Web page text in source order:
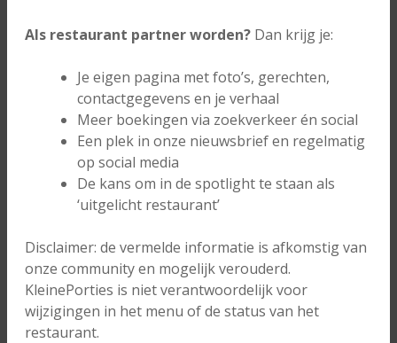
Als restaurant partner worden? Dan krijg je:
Je eigen pagina met foto’s, gerechten,
contactgegevens en je verhaal
Meer boekingen via zoekverkeer én social
Een plek in onze nieuwsbrief en regelmatig
op social media
De kans om in de spotlight te staan als
‘uitgelicht restaurant’
Disclaimer: de vermelde informatie is afkomstig van
onze community en mogelijk verouderd.
KleinePorties is niet verantwoordelijk voor
wijzigingen in het menu of de status van het
restaurant.